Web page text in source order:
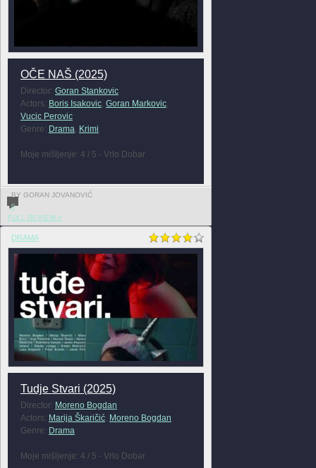
OČE NAŠ (2025)
Director: Goran Stankovic
Actors: Boris Isakovic, Goran Markovic,
Vucic Perovic
Genre: Drama, Krimi
Moje mišljenje: 4 / 5 - Vrlo Dobar
BY GORAN JOVANOVIĆ
0
FULL REVIEW »
DRAMA
Tudje Stvari (2025)
Director: Moreno Bogdan
Actors: Marija Škaričić, Moreno Bogdan
Genre: Drama
Moje mišljenje: 4 / 5 - Vrlo Dobar